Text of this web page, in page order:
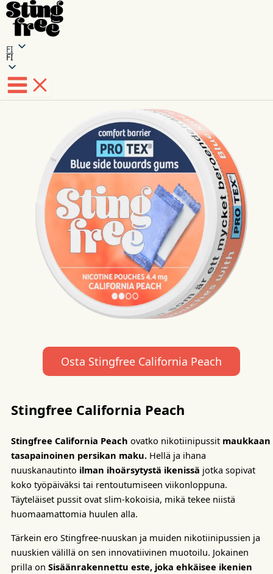
Siirry
sisältöön
FI
FI
Osta Stingfree California Peach
Stingfree California Peach
Stingfree California Peach ovatko nikotiinipussit maukkaan
tasapainoinen persikan maku. Hellä ja ihana
nuuskanautinto ilman ihoärsytystä ikenissä jotka sopivat
koko työpäiväksi tai rentoutumiseen viikonloppuna.
Täyteläiset pussit ovat slim-kokoisia, mikä tekee niistä
huomaamattomia huulen alla.
Tärkein ero Stingfree-nuuskan ja muiden nikotiinipussien ja
nuuskien välillä on sen innovatiivinen muotoilu. Jokainen
prilla on Sisäänrakennettu este, joka ehkäisee ikenien